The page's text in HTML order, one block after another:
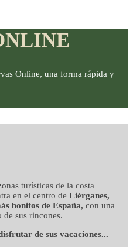
con
Online, una forma rápida y
turísticas de la costa
en el centro de Liérganes,
bonitos de España, con una
de sus rincones.
de sus vacaciones...